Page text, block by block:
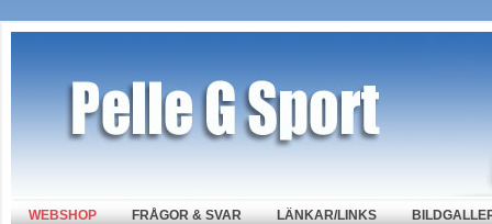
WEBSHOP FRÅGOR & SVAR LÄNKAR/LINKS